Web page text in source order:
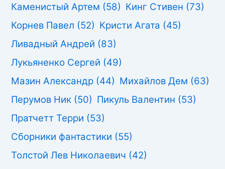
Каменистый Артем (58) Кинг Стивен (73)
Корнев Павел (52) Кристи Агата (45)
Ливадный Андрей (83)
Лукьяненко Сергей (49)
Мазин Александр (44) Михайлов Дем (63)
Перумов Ник (50) Пикуль Валентин (53)
Пратчетт Терри (53)
Сборники фантастики (55)
Толстой Лев Николаевич (42)